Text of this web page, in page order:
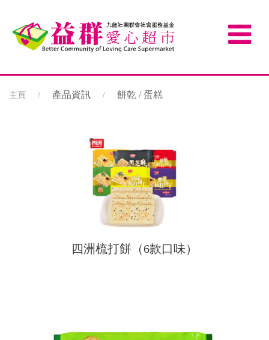
主頁 產品資訊 餅乾 / 蛋糕
四洲梳打餅（6款口味）